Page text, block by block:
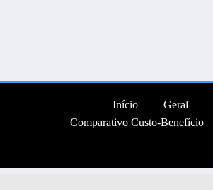
Início Geral
Comparativo Custo-Benefício